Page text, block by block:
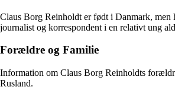
Claus Borg Reinholdt er født i Danmark, men
journalist og korrespondent i en relativt ung
Forældre og Familie
Information om Claus Borg Reinholdts
Rusland.